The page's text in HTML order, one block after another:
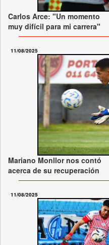
Carlos Arce: "Un momento
muy difícil para mi carrera"
11/08/2025
Mariano Monllor nos contó
acerca de su recuperación
11/08/2025